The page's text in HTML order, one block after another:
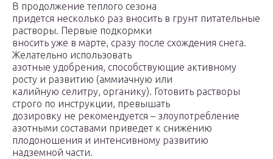
В продолжение теплого сезона
придется несколько раз вносить в грунт питательные
растворы. Первые подкормки
вносить уже в марте, сразу после схождения снега.
Желательно использовать
азотные удобрения, способствующие активному
росту и развитию (аммиачную или
калийную селитру, органику). Готовить растворы
строго по инструкции, превышать
дозировку не рекомендуется – злоупотребление
азотными составами приведет к снижению
плодоношения и интенсивному развитию
надземной части.